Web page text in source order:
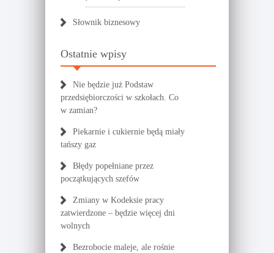
Słownik biznesowy
Ostatnie wpisy
Nie będzie już Podstaw
przedsiębiorczości w szkołach. Co
w zamian?
Piekarnie i cukiernie będą miały
tańszy gaz
Błędy popełniane przez
początkujących szefów
Zmiany w Kodeksie pracy
zatwierdzone – będzie więcej dni
wolnych
Bezrobocie maleje, ale rośnie